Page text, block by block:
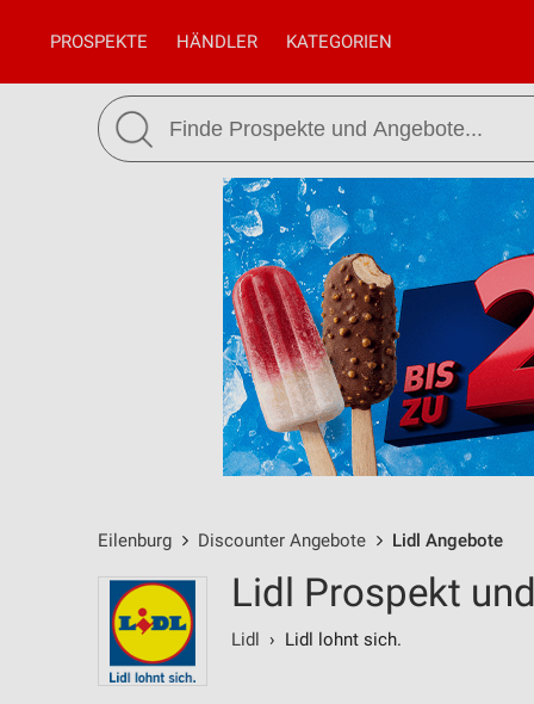
PROSPEKTE HÄNDLER KATEGORIEN
Eilenburg Discounter Angebote Lidl Angebote
Lidl Prospekt
Lidl › Lidl lohnt sich.